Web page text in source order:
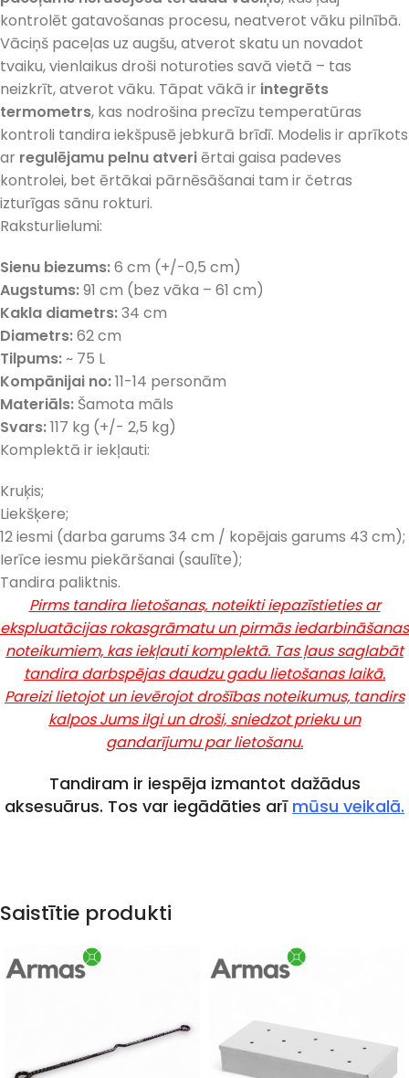
kontrolēt gatavošanas procesu, neatverot vāku pilnībā.
Vāciņš paceļas uz augšu, atverot skatu un novadot
tvaiku, vienlaikus droši noturoties savā vietā – tas
neizkrīt, atverot vāku. Tāpat vākā ir integrēts
termometrs, kas nodrošina precīzu temperatūras
kontroli tandira iekšpusē jebkurā brīdī. Modelis ir aprīkots
ar regulējamu pelnu atveriērtai gaisa padeves
kontrolei, bet ērtākai pārnēsāšanai tam ir četras
izturīgas sānu rokturi.
Raksturlielumi:
Sienu biezums:6 cm (+/-0,5 cm)
Augstums:91 cm (bez vāka – 61 cm)
Kakla diametrs:34 cm
Diametrs:62 cm
Tilpums:~ 75 L
Kompānijai no:11-14 personām
Materiāls: Šamota māls
Svars:117 kg (+/- 2,5 kg)
Komplektā ir iekļauti:
Kruķis;
Liekšķere;
12 iesmi (darba garums 34 cm / kopējais garums 43 cm);
Ierīce iesmu piekāršanai (saulīte);
Tandira paliktnis.
Pirms tandira lietošanas, noteikti iepazīstieties ar
ekspluatācijas rokasgrāmatu un pirmās iedarbināšanas
noteikumiem, kas iekļauti komplektā. Tas ļaus saglabāt
tandira darbspējas daudzu gadu lietošanas laikā.
Pareizi lietojot un ievērojot drošības noteikumus, tandirs
kalpos Jums ilgi un droši, sniedzot prieku un
gandarījumu par lietošanu.
Tandiram ir iespēja izmantot dažādus
aksesuārus. Tos var iegādāties arī mūsu veikalā.
Saistītie produkti